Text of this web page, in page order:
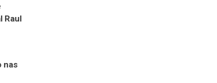
Raul
nas